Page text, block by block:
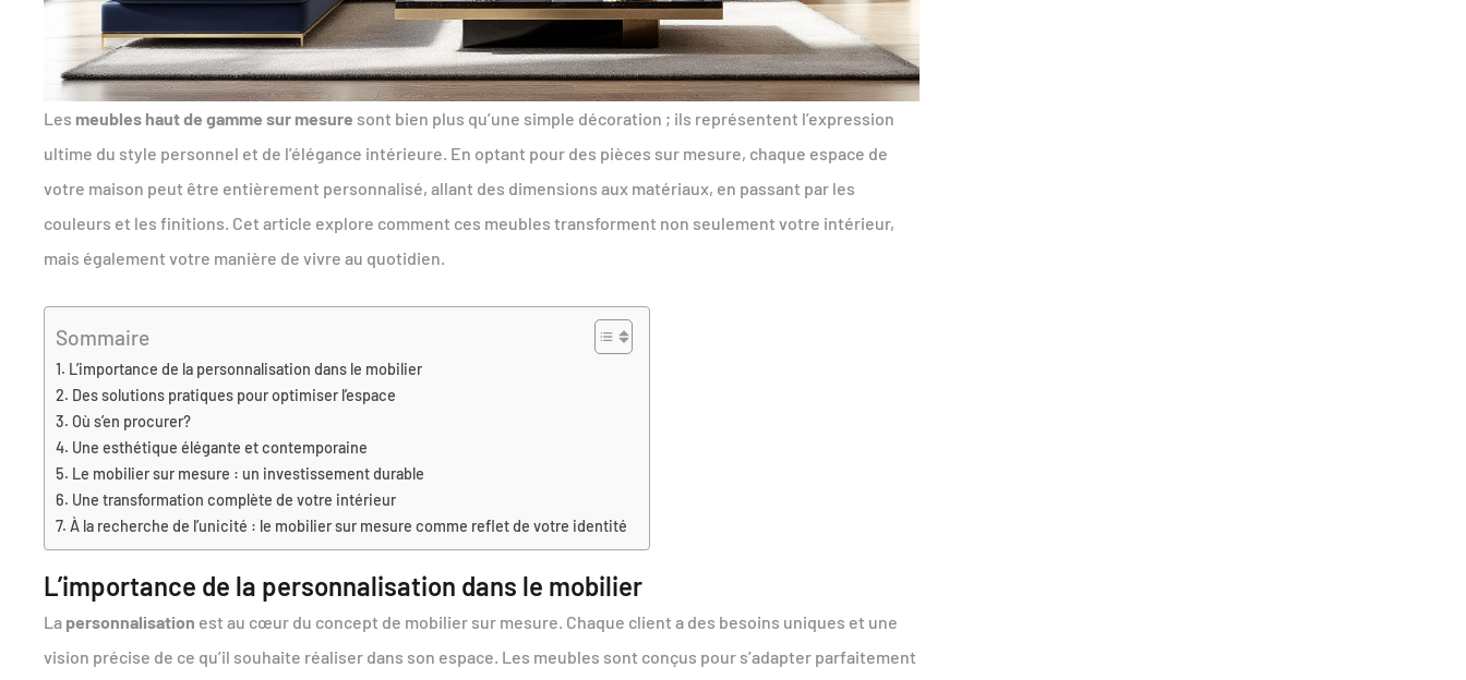
Les meubles haut de gamme sur mesure sont bien plus qu’une simple décoration ; ils représentent l’expression
ultime du style personnel et de l’élégance intérieure. En optant pour des pièces sur mesure, chaque espace de
votre maison peut être entièrement personnalisé, allant des dimensions aux matériaux, en passant par les
couleurs et les finitions. Cet article explore comment ces meubles transforment non seulement votre intérieur,
mais également votre manière de vivre au quotidien.
Sommaire
L’importance de la personnalisation dans le mobilier
Des solutions pratiques pour optimiser l’espace
Où s’en procurer?
Une esthétique élégante et contemporaine
Le mobilier sur mesure : un investissement durable
Une transformation complète de votre intérieur
À la recherche de l’unicité : le mobilier sur mesure comme reflet de votre identité
L’importance de la personnalisation dans le mobilier
La personnalisation est au cœur du concept de mobilier sur mesure. Chaque client a des besoins uniques et une
vision précise de ce qu’il souhaite réaliser dans son espace. Les meubles sont conçus pour s’adapter parfaitement